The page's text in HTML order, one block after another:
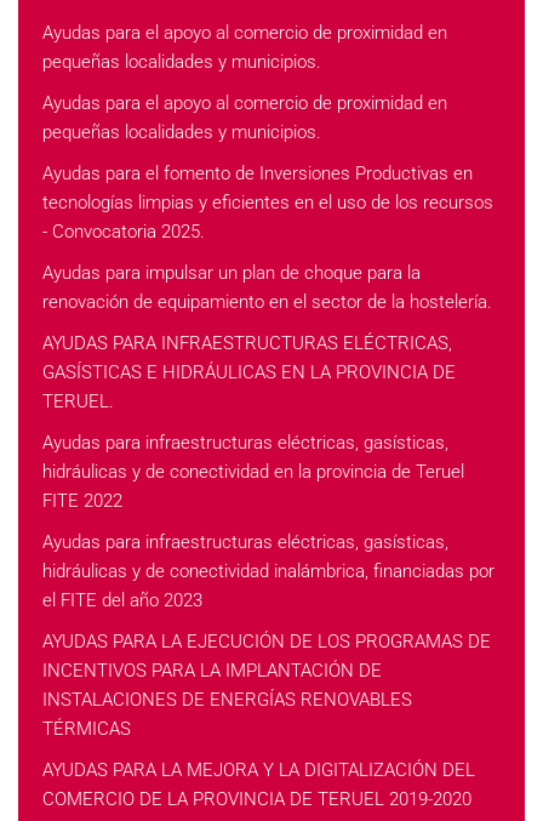
Ayudas para el apoyo al comercio de proximidad en
pequeñas localidades y municipios.
Ayudas para el apoyo al comercio de proximidad en
pequeñas localidades y municipios.
Ayudas para el fomento de Inversiones Productivas en
tecnologías limpias y eficientes en el uso de los recursos
- Convocatoria 2025.
Ayudas para impulsar un plan de choque para la
renovación de equipamiento en el sector de la hostelería.
AYUDAS PARA INFRAESTRUCTURAS ELÉCTRICAS,
GASÍSTICAS E HIDRÁULICAS EN LA PROVINCIA DE
TERUEL.
Ayudas para infraestructuras eléctricas, gasísticas,
hidráulicas y de conectividad en la provincia de Teruel
FITE 2022
Ayudas para infraestructuras eléctricas, gasísticas,
hidráulicas y de conectividad inalámbrica, financiadas por
el FITE del año 2023
AYUDAS PARA LA EJECUCIÓN DE LOS PROGRAMAS DE
INCENTIVOS PARA LA IMPLANTACIÓN DE
INSTALACIONES DE ENERGÍAS RENOVABLES
TÉRMICAS
AYUDAS PARA LA MEJORA Y LA DIGITALIZACIÓN DEL
COMERCIO DE LA PROVINCIA DE TERUEL 2019-2020